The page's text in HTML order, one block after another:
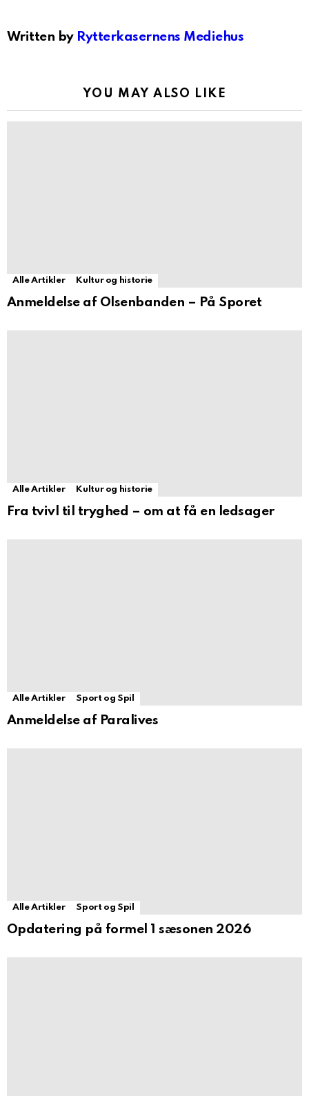
Written by Rytterkasernens Mediehus
YOU MAY ALSO LIKE
Alle Artikler Kultur og historie
Anmeldelse af Olsenbanden – På Sporet
Alle Artikler Kultur og historie
Fra tvivl til tryghed – om at få en ledsager
Alle Artikler Sport og Spil
Anmeldelse af Paralives
Alle Artikler Sport og Spil
Opdatering på formel 1 sæsonen 2026